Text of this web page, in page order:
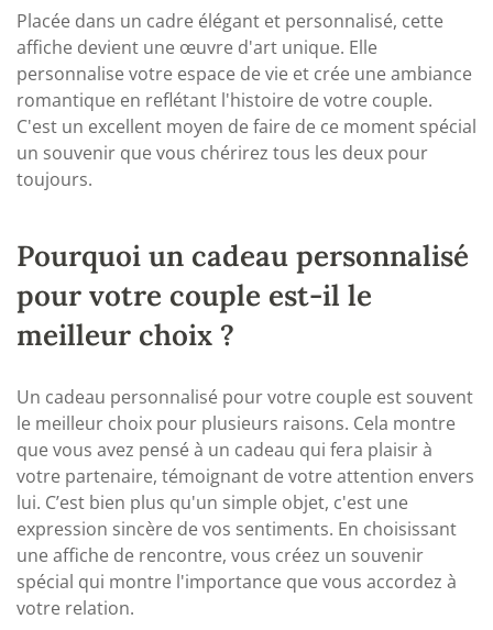
Placée dans un cadre élégant et personnalisé, cette
affiche devient une œuvre d'art unique. Elle
personnalise votre espace de vie et crée une ambiance
romantique en reflétant l'histoire de votre couple.
C'est un excellent moyen de faire de ce moment spécial
un souvenir que vous chérirez tous les deux pour
toujours.
Pourquoi un cadeau personnalisé
pour votre couple est-il le
meilleur choix ?
Un cadeau personnalisé pour votre couple est souvent
le meilleur choix pour plusieurs raisons. Cela montre
que vous avez pensé à un cadeau qui fera plaisir à
votre partenaire, témoignant de votre attention envers
lui. C’est bien plus qu'un simple objet, c'est une
expression sincère de vos sentiments. En choisissant
une affiche de rencontre, vous créez un souvenir
spécial qui montre l'importance que vous accordez à
votre relation.